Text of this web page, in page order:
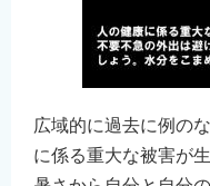
広域的に過去に例の
に係る重大な被害が